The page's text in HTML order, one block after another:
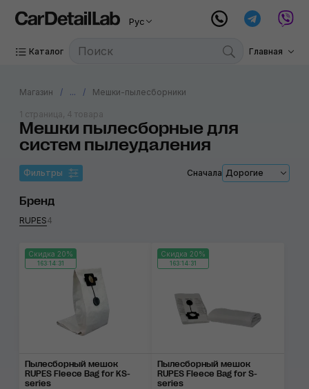
Рус
Каталог Главная
Магазин ... Мешки-пылесборники
Мешки пылесборные для
систем пылеудаления
1 страница, 4 товара
Фильтры Сначала Дорогие
Бренд
RUPES4
Скидка 20%
163:14:31
Пылесборный мешок
RUPES Fleece Bag for KS-
series
Скидка 20%
163:14:31
Пылесборный мешок
RUPES Fleece Bag for S-
series